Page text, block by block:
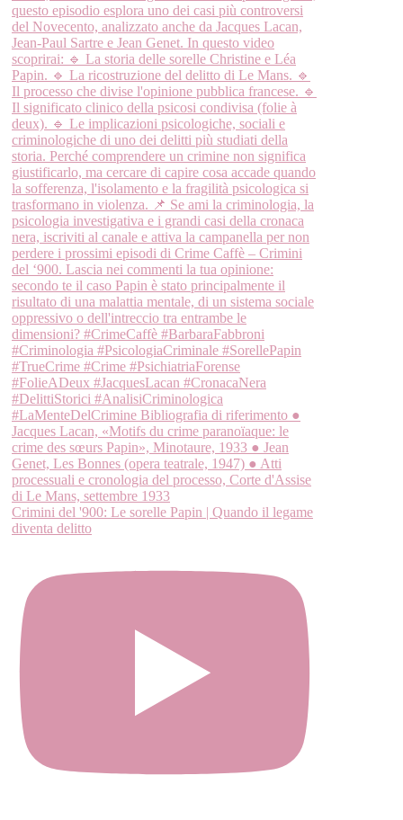
Crimini del '900: Le sorelle Papin | Quando il legame
diventa delitto